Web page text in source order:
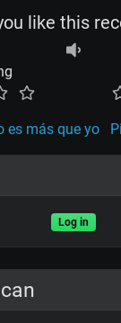
like this
es más que yo
Log in